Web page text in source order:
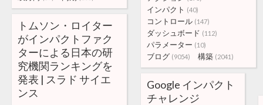
インパクト (40)
コントロール (147)
ダッシュボード (112)
パラメーター (10)
ブログ (9054) 構築 (2041)
トムソン・ロイター
がインパクトファク
ターによる日本の研
究機関ランキングを
発表 | スラド サイエ
ンス
Google インパクト
チャレンジ